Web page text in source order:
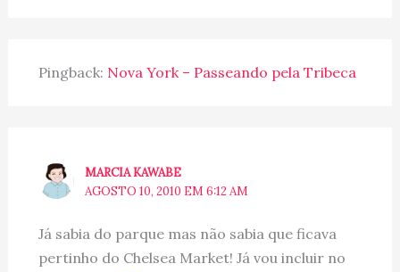
Pingback: Nova York – Passeando pela Tribeca
MARCIA KAWABE
AGOSTO 10, 2010 EM 6:12 AM
Já sabia do parque mas não sabia que ficava
pertinho do Chelsea Market! Já vou incluir no